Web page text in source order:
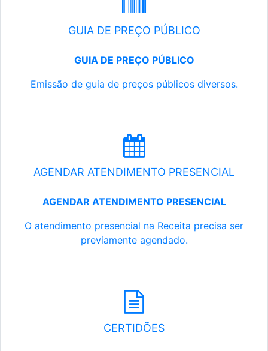
GUIA DE PREÇO PÚBLICO
GUIA DE PREÇO PÚBLICO
Emissão de guia de preços públicos diversos.
AGENDAR ATENDIMENTO PRESENCIAL
AGENDAR ATENDIMENTO PRESENCIAL
O atendimento presencial na Receita precisa ser
previamente agendado.
CERTIDÕES